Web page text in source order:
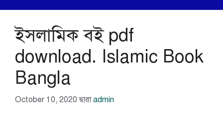
ইসলামিক বই pdf
download. Islamic Book
Bangla
October 10, 2020 দ্বারাadmin